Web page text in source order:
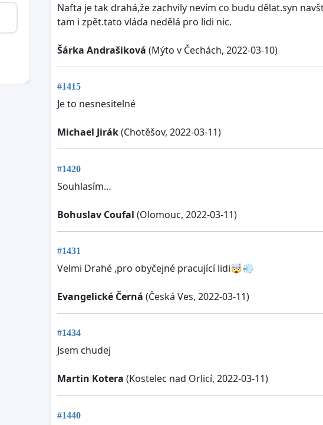
Nafta je tak drahá,že zachvily nevím co budu dělat.syn
tam i zpět.tato vláda nedělá pro lidi nic.
Šárka Andrašiková (Mýto v Čechách, 2022-03-10)
#1415
Je to nesnesitelné
Michael Jirák(Chotěšov, 2022-03-11)
#1420
Souhlasím…
Bohuslav Coufal (Olomouc, 2022-03-11)
#1431
Velmi Drahé ,pro obyčejné pracující lidi🤯💨
Evangelické Černá (Česká Ves, 2022-03-11)
#1434
Jsem chudej
Martin Kotera (Kostelec nad Orlicí, 2022-03-11)
#1440